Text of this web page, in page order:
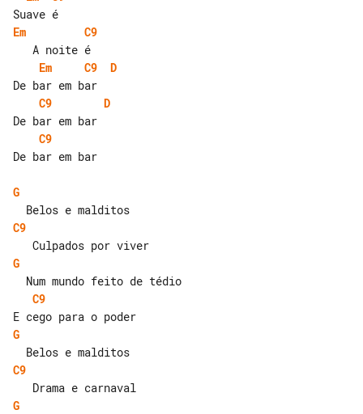
Em
C9
Em
C9
D
C9
D
C9
De bar em bar
G
C9
G
C9
G
C9
G